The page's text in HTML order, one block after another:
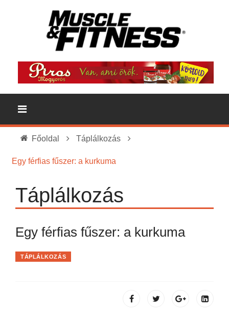
Főoldal Táplálkozás
Egy férfias fűszer: a kurkuma
Táplálkozás
Egy férfias fűszer: a kurkuma
TÁPLÁLKOZÁS